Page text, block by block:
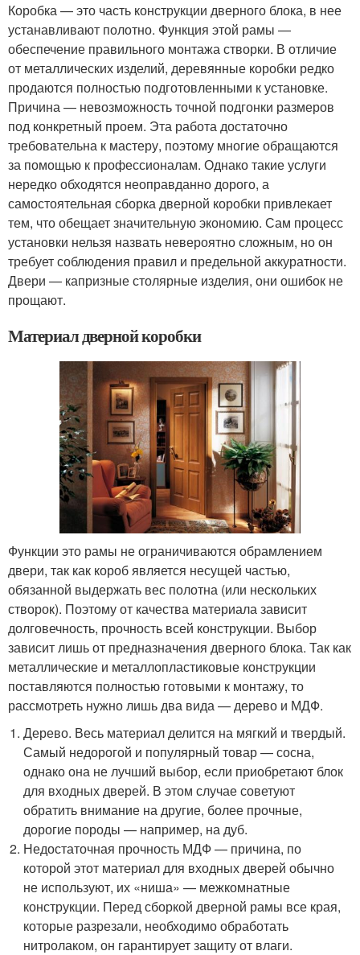
Коробка — это часть конструкции дверного блока, в нее
устанавливают полотно. Функция этой рамы —
обеспечение правильного монтажа створки. В отличие
от металлических изделий, деревянные коробки редко
продаются полностью подготовленными к установке.
Причина — невозможность точной подгонки размеров
под конкретный проем. Эта работа достаточно
требовательна к мастеру, поэтому многие обращаются
за помощью к профессионалам. Однако такие услуги
нередко обходятся неоправданно дорого, а
самостоятельная сборка дверной коробки привлекает
тем, что обещает значительную экономию. Сам процесс
установки нельзя назвать невероятно сложным, но он
требует соблюдения правил и предельной аккуратности.
Двери — капризные столярные изделия, они ошибок не
прощают.
Материал дверной коробки
Функции это рамы не ограничиваются обрамлением
двери, так как короб является несущей частью,
обязанной выдержать вес полотна (или нескольких
створок). Поэтому от качества материала зависит
долговечность, прочность всей конструкции. Выбор
зависит лишь от предназначения дверного блока. Так как
металлические и металлопластиковые конструкции
поставляются полностью готовыми к монтажу, то
рассмотреть нужно лишь два вида — дерево и МДФ.
Дерево. Весь материал делится на мягкий и твердый.
Самый недорогой и популярный товар — сосна,
однако она не лучший выбор, если приобретают блок
для входных дверей. В этом случае советуют
обратить внимание на другие, более прочные,
дорогие породы — например, на дуб.
Недостаточная прочность МДФ — причина, по
которой этот материал для входных дверей обычно
не используют, их «ниша» — межкомнатные
конструкции. Перед сборкой дверной рамы все края,
которые разрезали, необходимо обработать
нитролаком, он гарантирует защиту от влаги.